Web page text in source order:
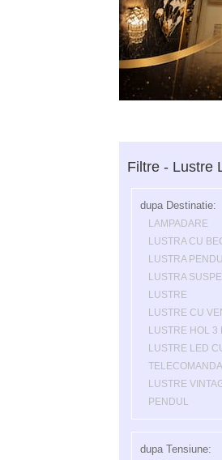
Filtre - Lustre
dupa Destinatie:
LAMPADARE
LUSTRA CU
LUSTRA
LUSTRA
LUSTRE
LUSTRE CU
LUSTRE HOL 3
LUSTRE LED
TELECOMANDA
LUSTRE
PENDUL
dupa Tensiune: